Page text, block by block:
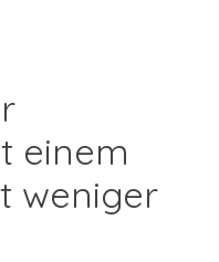
einem
weniger